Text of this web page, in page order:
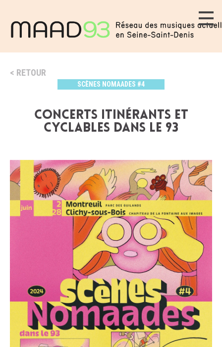
RETOUR
SCÈNES NOMAADES #4
Concerts itinérants et
cyclables dans le 93